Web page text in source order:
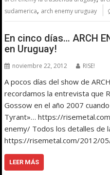
sudamerica, arch enemy uruguay
En cinco días… ARCH
en Uruguay!
noviembre 22, 2012 RISE!
A pocos días del show de
recordamos la entrevista que
Gossow en el año 2007
Tyrant»… https://
enemy/ Todos los detalles de
https://risemetal.com/2012/
LEER MÁS